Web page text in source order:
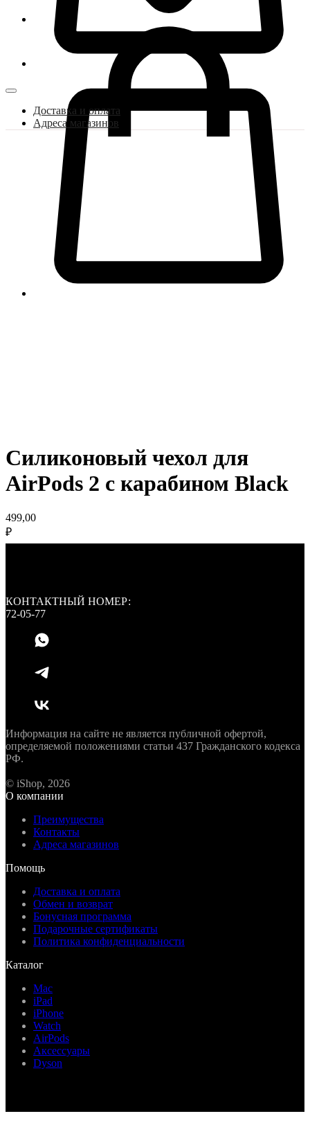
Доставка и оплата
Адреса магазинов
Силиконовый чехол для
AirPods 2 с карабином Black
499,00
₽
КОНТАКТНЫЙ НОМЕР:
72-05-77
Информация на сайте не является публичной офертой,
определяемой положениями статьи 437 Гражданского кодекса
РФ.
© iShop, 2026
О компании
Преимущества
Контакты
Адреса магазинов
Помощь
Доставка и оплата
Обмен и возврат
Бонусная программа
Подарочные сертификаты
Политика конфиденциальности
Каталог
Mac
iPad
iPhone
Watch
AirPods
Аксессуары
Dyson